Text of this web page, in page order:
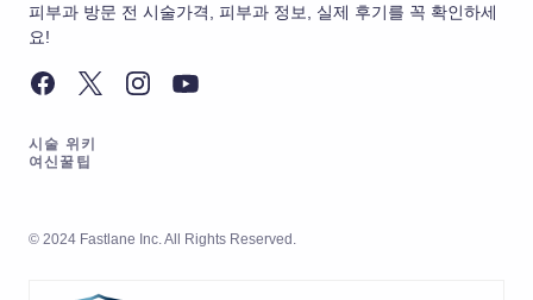
피부과 방문 전 시술가격, 피부과 정보, 실제 후기를 꼭 확인하세
요!
시술 위키
여신꿀팁
© 2024 Fastlane Inc. All Rights Reserved.